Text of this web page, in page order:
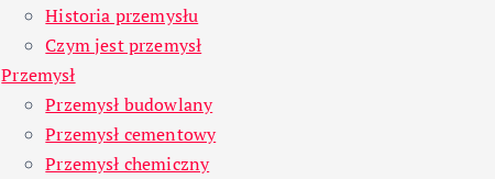
Historia przemysłu
Czym jest przemysł
Przemysł
Przemysł budowlany
Przemysł cementowy
Przemysł chemiczny